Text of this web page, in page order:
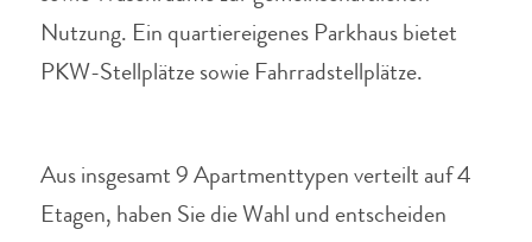
Nutzung. Ein quartiereigenes Parkhaus bietet
PKW-Stellplätze sowie Fahrradstellplätze.
Aus insgesamt 9 Apartmenttypen verteilt auf 4
Etagen, haben Sie die Wahl und entscheiden